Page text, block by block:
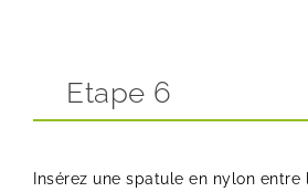
Etape 6
Insérez une spatule en nylon